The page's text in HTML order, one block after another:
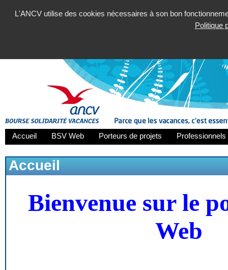
L'ANCV utilise des cookies nécessaires à son bon
Politique
Accueil BSV Web Porteurs de projets
Accueil
Bienvenue sur le
Web